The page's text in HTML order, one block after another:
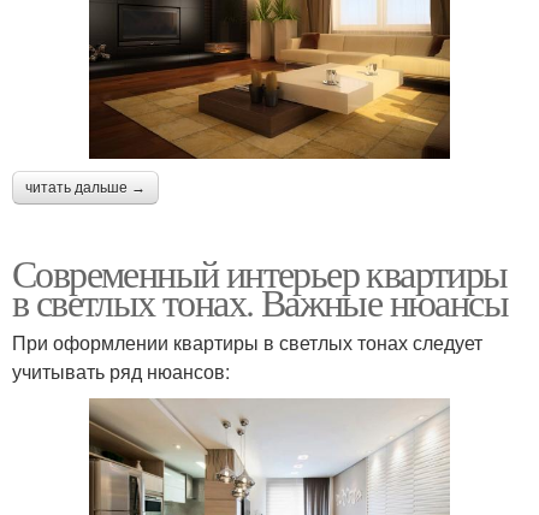
читать дальше →
Современный интерьер квартиры
в светлых тонах. Важные нюансы
При оформлении квартиры в светлых тонах следует
учитывать ряд нюансов: